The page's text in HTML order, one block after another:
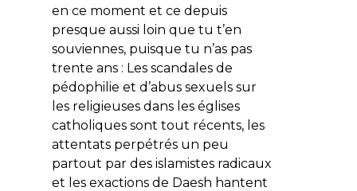
en ce moment et ce depuis
presque aussi loin que tu t’en
souviennes, puisque tu n’as pas
trente ans : Les scandales de
pédophilie et d’abus sexuels sur
les religieuses dans les églises
catholiques sont tout récents, les
attentats perpétrés un peu
partout par des islamistes radicaux
et les exactions de Daesh hantent